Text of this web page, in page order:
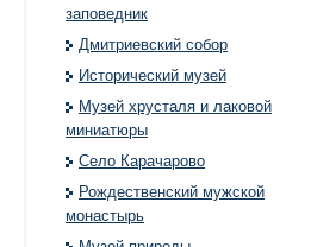
заповедник
Дмитриевский собор
Исторический музей
Музей хрусталя и лаковой
миниатюры
Село Карачарово
Рождественский мужской
монастырь